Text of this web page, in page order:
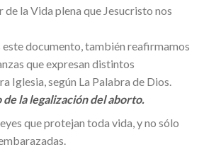
la Vida plena que Jesucristo nos
documento, también reafirmamos
que expresan distintos
Iglesia, según La Palabra de Dios.
la legalización del aborto.
que protejan toda vida, y no sólo